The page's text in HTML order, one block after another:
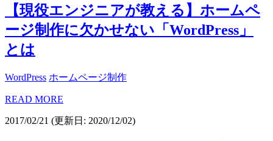
【現役エンジニアが教える】ホームペ
ージ制作に欠かせない「WordPress」
とは
WordPress ホームページ制作
READ MORE
2017/02/21 (更新日: 2020/12/02)